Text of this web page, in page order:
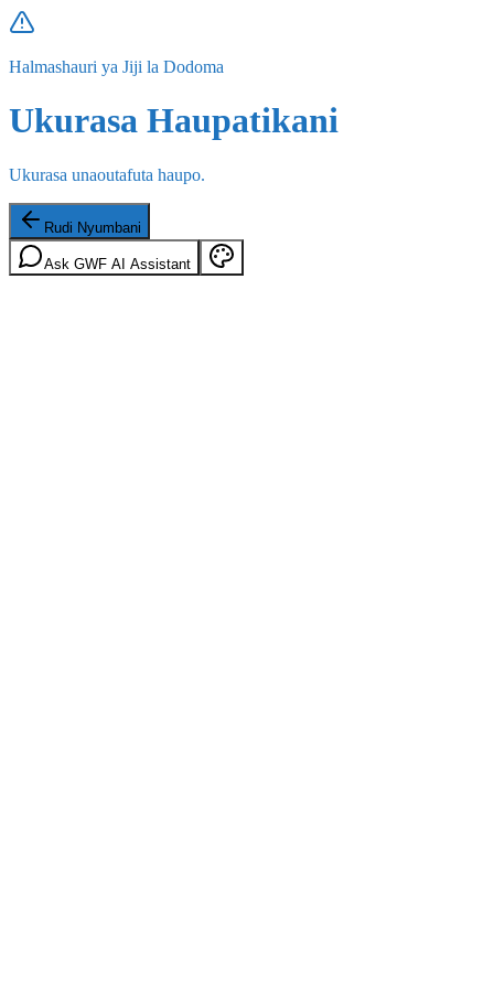
Halmashauri ya Jiji la Dodoma
Ukurasa Haupatikani
Ukurasa unaoutafuta haupo.
Rudi Nyumbani
Ask GWF AI Assistant